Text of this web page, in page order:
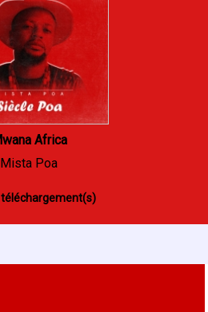
Africa
Mista Poa
téléchargement(s)